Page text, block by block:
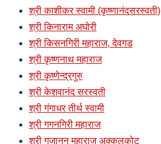
श्री काशीकर स्वामी (कृष्णानंदसरस्वती)
श्री किनाराम अघोरी
श्री किसनगिरी महाराज, देवगड
श्री कृष्णनाथ महाराज
श्री कृष्णेन्द्रगुरु
श्री केशवानंद सरस्वती
श्री गंगाधर तीर्थ स्वामी
श्री गगनगिरी महाराज
श्री गजानन महाराज अक्कलकोट